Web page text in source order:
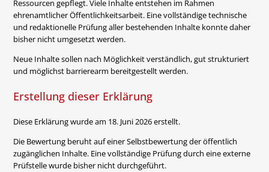
Ressourcen gepflegt. Viele Inhalte entstehen im Rahmen
ehrenamtlicher Öffentlichkeitsarbeit. Eine vollständige technische
und redaktionelle Prüfung aller bestehenden Inhalte konnte daher
bisher nicht umgesetzt werden.
Neue Inhalte sollen nach Möglichkeit verständlich, gut strukturiert
und möglichst barrierearm bereitgestellt werden.
Erstellung dieser Erklärung
Diese Erklärung wurde am 18. Juni 2026 erstellt.
Die Bewertung beruht auf einer Selbstbewertung der öffentlich
zugänglichen Inhalte. Eine vollständige Prüfung durch eine externe
Prüfstelle wurde bisher nicht durchgeführt.